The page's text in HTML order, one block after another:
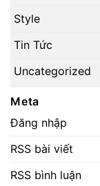
Style
Tin Tức
Uncategorized
Meta
Đăng nhập
RSS bài viết
RSS bình luận